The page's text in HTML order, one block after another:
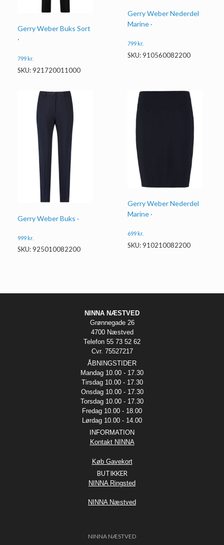
Gerry Weber Buks Sort
·
799 kr.
SKU: 921720011000
Gerry Weber Nederdel
Marine ·
799 kr.
SKU: 910560082200
Gerry Weber Buks ·
999kr.
SKU: 925010082200
Gerry Weber Nederdel
Marine ·
699kr.
SKU: 910210082200
NINNA NÆSTVED
Grønnegade 26
4700 Næstved
Telefon 55 73 52 62
Cvr. 75527217
ÅBNINGSTIDER
Mandag 10.00 - 17.30
Tirsdag 10.00 - 17.30
Onsdag 10.00 - 17.30
Torsdag 10.00 - 17.30
Fredag 10.00 - 18.00
Lørdag 10.00 - 14.00
INFORMATION
Kontakt NINNA
Køb Gavekort
BUTIKKER
NINNA Ringsted
NINNA Næstved
NINNA NÆSTVED